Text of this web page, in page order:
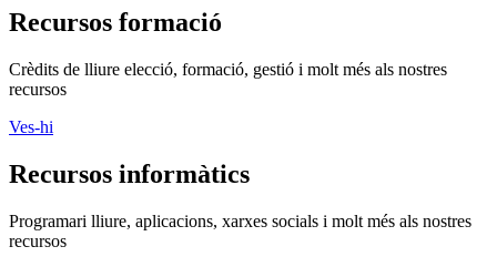
Recursos formació
Crèdits de lliure elecció, formació, gestió i molt més als nostres
recursos
Ves-hi
Recursos informàtics
Programari lliure, aplicacions, xarxes socials i molt més als nostres
recursos